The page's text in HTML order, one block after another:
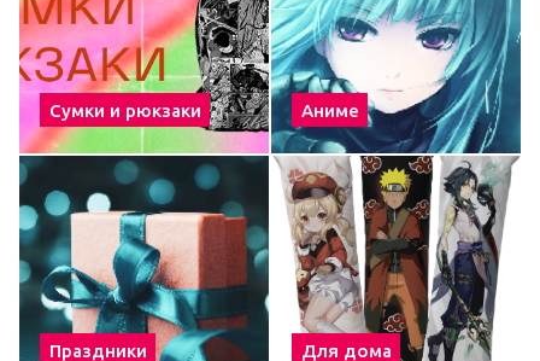
Сумки и рюкзаки Аниме
Праздники Для дома